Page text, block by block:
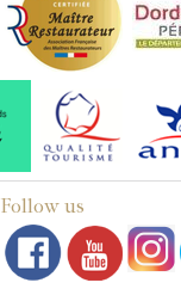
Follow us